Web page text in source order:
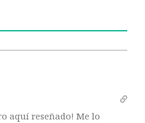
aquí reseñado! Me lo